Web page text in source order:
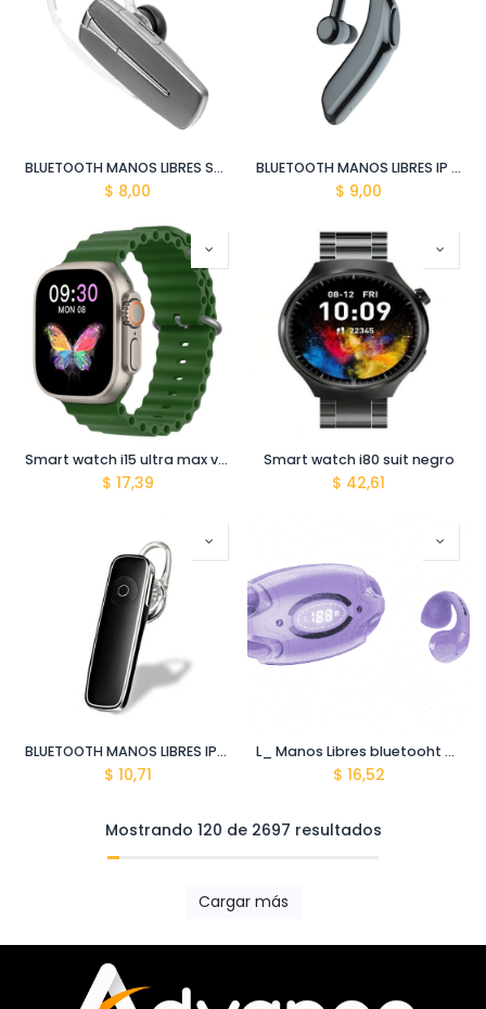
BLUETOOTH MANOS LIBRES SAM BW K920
$ 8,00
BLUETOOTH MANOS LIBRES IP BW RD11
$ 9,00
Smart watch i15 ultra max verde
$ 17,39
Smart watch i80 suit negro
$ 42,61
BLUETOOTH MANOS LIBRES IPHONE G3
$ 10,71
L_ Manos Libres bluetooht OWS-E88 varios colores
$ 16,52
Mostrando 120 de 2697 resultados
Cargar más